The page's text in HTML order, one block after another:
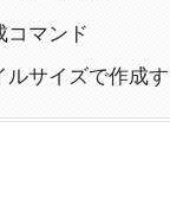
コマンド
ルサイズで作成